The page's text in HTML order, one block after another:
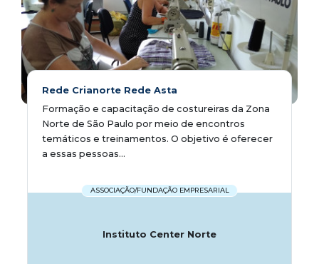
Rede Crianorte Rede Asta
Formação e capacitação de costureiras da Zona
Norte de São Paulo por meio de encontros
temáticos e treinamentos. O objetivo é oferecer
a essas pessoas...
ASSOCIAÇÃO/FUNDAÇÃO EMPRESARIAL
Instituto Center Norte